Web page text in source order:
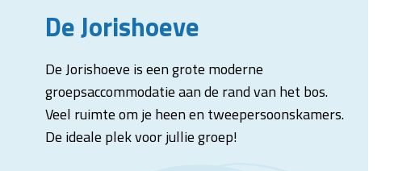
De Jorishoeve
De Jorishoeve is een grote moderne
groepsaccommodatie aan de rand van het bos.
Veel ruimte om je heen en tweepersoonskamers.
De ideale plek voor jullie groep!